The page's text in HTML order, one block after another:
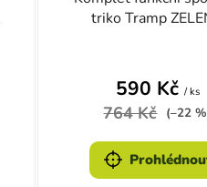
triko Tramp
590 Kč / ks
764 Kč (–22